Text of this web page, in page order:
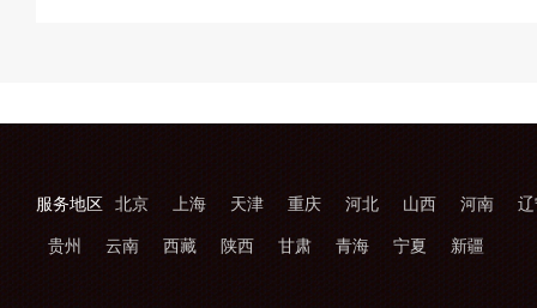
服务地区 北京 上海 天津 重庆 河北 山西 河南
贵州 云南 西藏 陕西 甘肃 青海 宁夏 新疆